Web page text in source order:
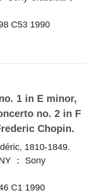
C53 1990
1 in E minor,
no. 2 in F
Chopin.
1810-1849.
： Sony
C1 1990